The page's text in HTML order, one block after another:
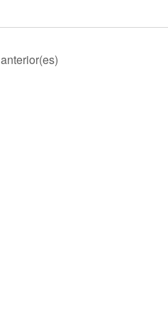
anterior(es)